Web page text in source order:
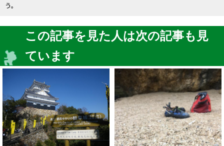
う。
この記事を見た人は次の記事も見
ています